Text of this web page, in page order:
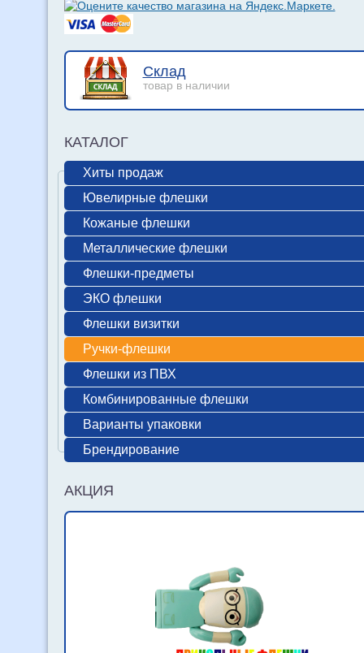
Склад
товар в наличии
КАТАЛОГ
Хиты продаж
Ювелирные флешки
Кожаные флешки
Металлические флешки
Флешки-предметы
ЭКО флешки
Флешки визитки
Ручки-флешки
Флешки из ПВХ
Комбинированные флешки
Варианты упаковки
Брендирование
АКЦИЯ